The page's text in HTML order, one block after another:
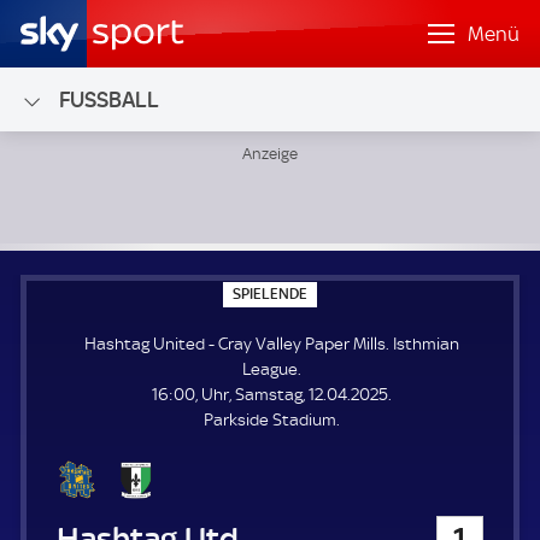
Menü
FUSSBALL
SPIELENDE
P
E
N
D
E
Hashtag United - Cray Valley Paper Mills. Isthmian
League.
16:00, Uhr, Samstag, 12.04.2025.
Parkside Stadium.